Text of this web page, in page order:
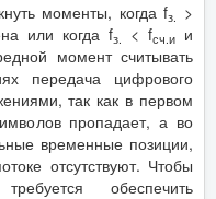
моменты, когда fз.
>
или когда fз. < fсч.и и
момент считывать
передача цифрового
так как в первом
пропадает, а во
временные позиции,
отсутствуют. Чтобы
обеспечить